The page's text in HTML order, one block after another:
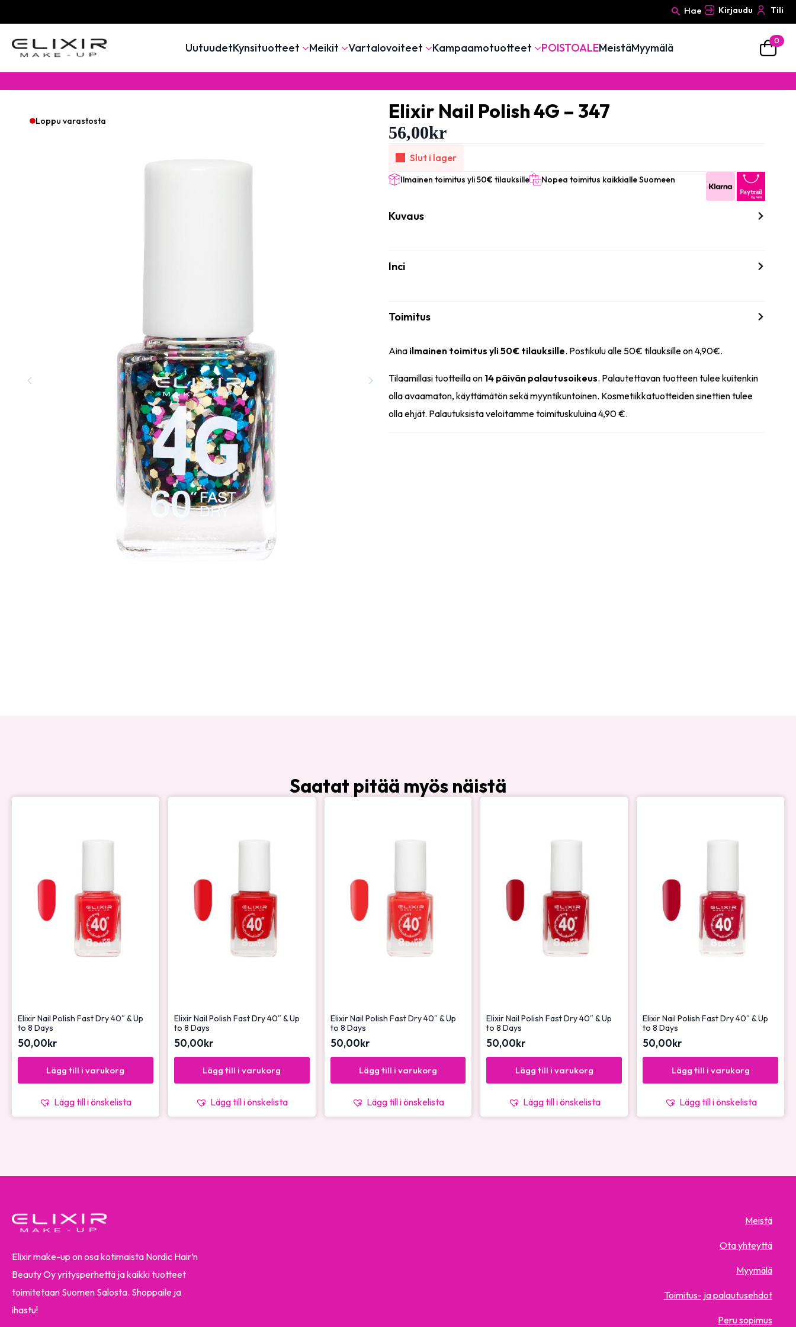
Search
Hae Kirjaudu Tili
UutuudetKynsituotteet Meikit Vartalovoiteet Kampaamotuotteet POISTOALEMeistäMyymälä
0
Loppu varastosta Elixir Nail Polish 4G – 347
56,00kr
Slut i lager
Ilmainen toimitus yli 50€ tilauksille Nopea toimitus kaikkialle Suomeen
Kuvaus
Inci
Toimitus
Aina ilmainen toimitus yli 50€ tilauksille. Postikulu alle 50€ tilauksille on 4,90€.
Tilaamillasi tuotteilla on 14 päivän palautusoikeus. Palautettavan tuotteen tulee kuitenkin
olla avaamaton, käyttämätön sekä myyntikuntoinen. Kosmetiikkatuotteiden sinettien tulee
olla ehjät. Palautuksista veloitamme toimituskuluina 4,90 €.
Saatat pitää myös näistä
Elixir Nail Polish Fast Dry 40″ & Up
to 8 Days
50,00kr
Lägg till i varukorg
Lägg till i önskelista
Elixir Nail Polish Fast Dry 40″ & Up
to 8 Days
50,00kr
Lägg till i varukorg
Lägg till i önskelista
Elixir Nail Polish Fast Dry 40″ & Up
to 8 Days
50,00kr
Lägg till i varukorg
Lägg till i önskelista
Elixir Nail Polish Fast Dry 40″ & Up
to 8 Days
50,00kr
Lägg till i varukorg
Lägg till i önskelista
Elixir Nail Polish Fast Dry 40″ & Up
to 8 Days
50,00kr
Lägg till i varukorg
Lägg till i önskelista
Elixir make-up on osa kotimaista Nordic Hair’n
Beauty Oy yritysperhettä ja kaikki tuotteet
toimitetaan Suomen Salosta. Shoppaile ja
ihastu!
Meistä
Ota yhteyttä
Myymälä
Toimitus- ja palautusehdot
Peru sopimus